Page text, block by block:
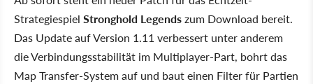
Strategiespiel Stronghold Legendszum Download bereit.
Das Update auf Version 1.11 verbessert unter anderem
die Verbindungsstabilität im Multiplayer-Part, bohrt das
Map Transfer-System auf und baut einen Filter für Partien